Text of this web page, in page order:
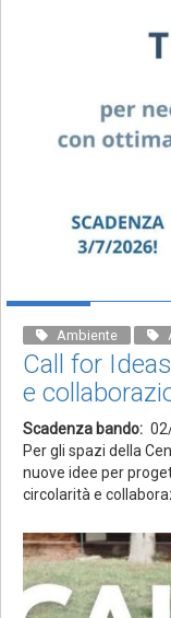
Ambiente
Call for
e
Scadenza bando
Per gli spazi della
nuove idee per
circolarità e